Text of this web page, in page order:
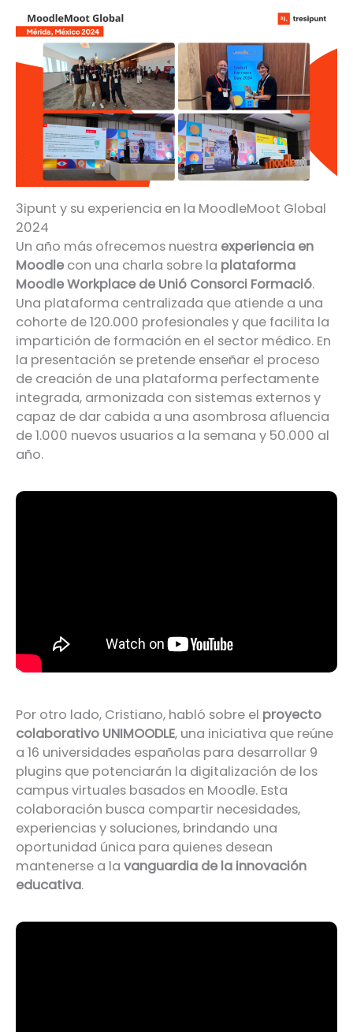
3ipunt y su experiencia en la MoodleMoot Global
2024
Un año más ofrecemos nuestra experiencia en
Moodle con una charla sobre la plataforma
Moodle Workplace de Unió Consorci Formació.
Una plataforma centralizada que atiende a una
cohorte de 120.000 profesionales y que facilita la
impartición de formación en el sector médico. En
la presentación se pretende enseñar el proceso
de creación de una plataforma perfectamente
integrada, armonizada con sistemas externos y
capaz de dar cabida a una asombrosa afluencia
de 1.000 nuevos usuarios a la semana y 50.000 al
año.
Por otro lado, Cristiano, habló sobre el proyecto
colaborativo UNIMOODLE, una iniciativa que reúne
a 16 universidades españolas para desarrollar 9
plugins que potenciarán la digitalización de los
campus virtuales basados en Moodle. Esta
colaboración busca compartir necesidades,
experiencias y soluciones, brindando una
oportunidad única para quienes desean
mantenerse a la vanguardia de la innovación
educativa.